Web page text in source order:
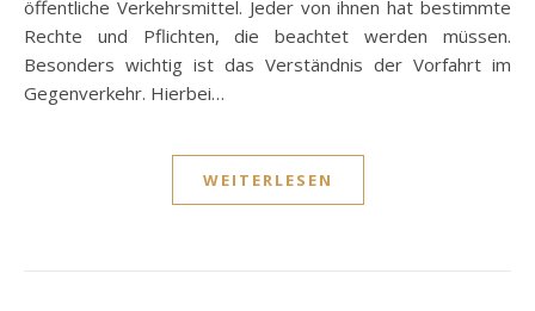
öffentliche Verkehrsmittel. Jeder von ihnen hat bestimmte
Rechte und Pflichten, die beachtet werden müssen.
Besonders wichtig ist das Verständnis der Vorfahrt im
Gegenverkehr. Hierbei…
WEITERLESEN